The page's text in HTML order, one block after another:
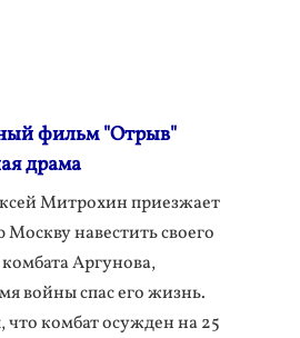
фильм "Отрыв"
драма
Митрохин приезжает
навестить своего
Аргунова,
войны спас его жизнь.
что комбат осужден на 25